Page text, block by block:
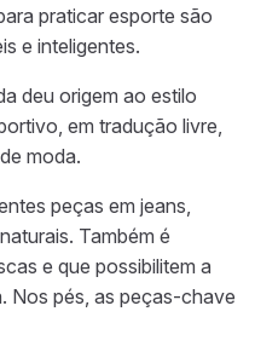
praticar esporte são
e inteligentes.
deu origem ao estilo
em tradução livre,
moda.
peças em jeans,
Também é
e que possibilitem a
Nos pés, as peças-chave